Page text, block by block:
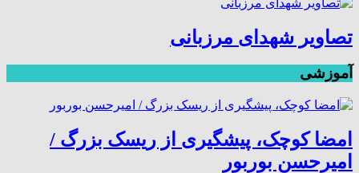
تصاویر شهدای مرزبانی
آموزشی
امضا کوچک، پیشگیری از ریسک بزرگ /
امیرحسن بوربور